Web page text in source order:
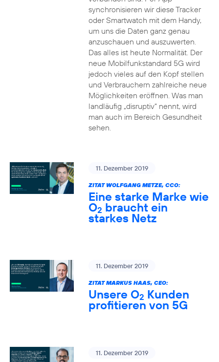
synchronisieren wir diese Tracker
oder Smartwatch mit dem Handy,
um uns die Daten ganz genau
anzuschauen und auszuwerten.
Das alles ist heute Normalität. Der
neue Mobilfunkstandard 5G wird
jedoch vieles auf den Kopf stellen
und Verbrauchern zahlreiche neue
Möglichkeiten eröffnen. Was man
landläufig „disruptiv“ nennt, wird
man auch im Bereich Gesundheit
sehen.
11. Dezember 2019
ZITAT WOLFGANG METZE, CCO:
Eine starke Marke wie
O2 braucht ein
starkes Netz
11. Dezember 2019
ZITAT MARKUS HAAS, CEO:
Unsere O2 Kunden
profitieren von 5G
11. Dezember 2019